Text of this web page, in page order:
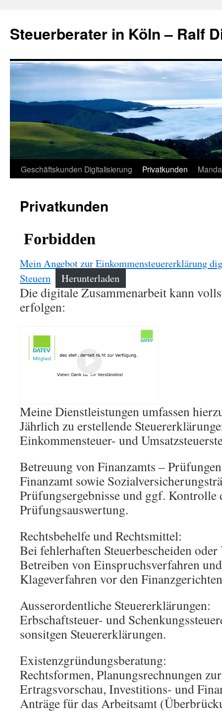
springen
Steuerberater in Köln – Ralf
Geschäftskunden Digitalisierung Privatkunden
Privatkunden
Mein Angebot zur Einkommensteuererklärung
Steuern
Herunterladen
Die digitale Zusammenarbeit kann
erfolgen:
Meine Dienstleistungen umfassen
Jährlich zu erstellende
Einkommensteuer- und
Betreuung von Finanzamts –
Finanzamt sowie
Prüfungsergebnisse und ggf. Kontrolle
Prüfungsauswertung.
Rechtsbehelfe und Rechtsmittel:
Bei fehlerhaften Steuerbescheiden
Betreiben von Einspruchsverfahren
Klageverfahren vor den
Ausserordentliche Steuererklärungen:
Erbschaftsteuer- und
sonsitgen Steuererklärungen.
Existenzgründungsberatung:
Rechtsformen, Planungsrechnungen
Ertragsvorschau, Investitions- und
Anträge für das Arbeitsamt